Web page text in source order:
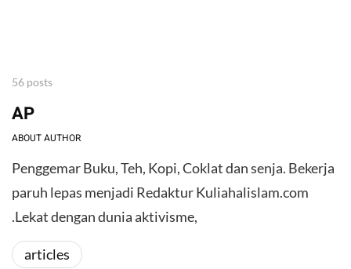
56 posts
AP
ABOUT AUTHOR
Penggemar Buku, Teh, Kopi, Coklat dan senja. Bekerja
paruh lepas menjadi Redaktur Kuliahalislam.com
.Lekat dengan dunia aktivisme,
articles